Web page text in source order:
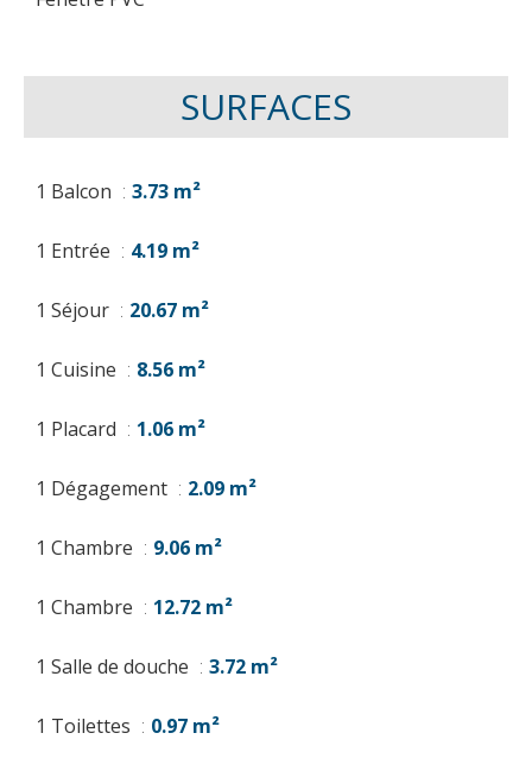
SURFACES
1 Balcon 3.73 m²
1 Entrée 4.19 m²
1 Séjour 20.67 m²
1 Cuisine 8.56 m²
1 Placard 1.06 m²
1 Dégagement 2.09 m²
1 Chambre 9.06 m²
1 Chambre 12.72 m²
1 Salle de douche 3.72 m²
1 Toilettes 0.97 m²